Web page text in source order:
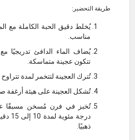
طريقة التحضير:
يُخلط دقيق الحبة الكاملة مع
مناسب.
يُضاف الماء الدافئ تدريجيًا
تتكون عجينة متماسكة.
تُترك العجينة لتتخمر لمدة تتراوح بين 45 و60
تُشكل العجينة على هيئة أرغفة
درجة
ذهبيًا.